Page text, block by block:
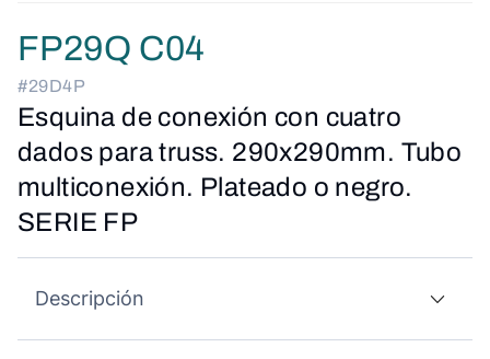
FP29Q C04
#29D4P
Esquina de conexión con cuatro
dados para truss. 290x290mm. Tubo
multiconexión. Plateado o negro.
SERIE FP
Descripción